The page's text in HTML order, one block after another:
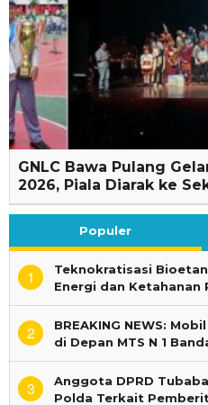
GNLC Bawa Pulang
2026, Piala Diarak ke
Populer
1
Teknokratisasi
Energi dan Ketahanan
2
BREAKING NEWS:
di Depan MTS N 1
3
Anggota DPRD
Polda Terkait